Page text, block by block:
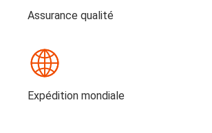
Assurance qualité
Expédition mondiale